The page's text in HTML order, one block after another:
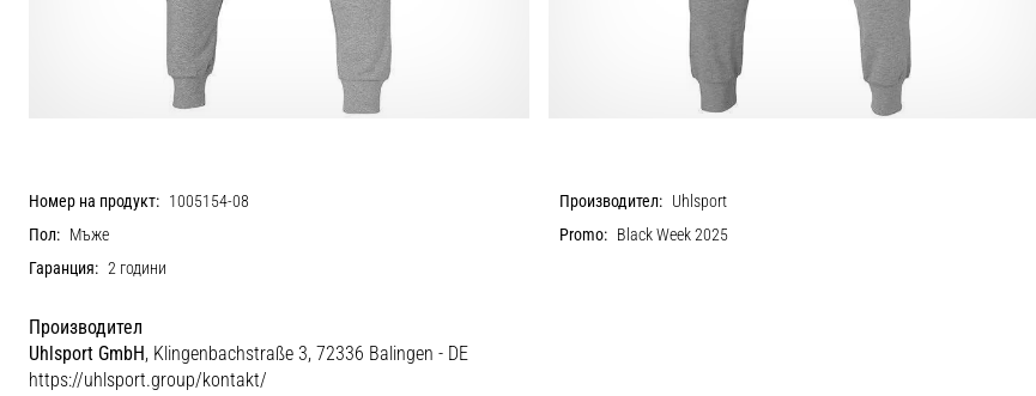
Номер на продукт: 1005154-08 Производител: Uhlsport
Пол: Мъже Promo: Black Week 2025
Гаранция: 2 години
Производител
Uhlsport GmbH, Klingenbachstraße 3, 72336 Balingen - DE
https://uhlsport.group/kontakt/